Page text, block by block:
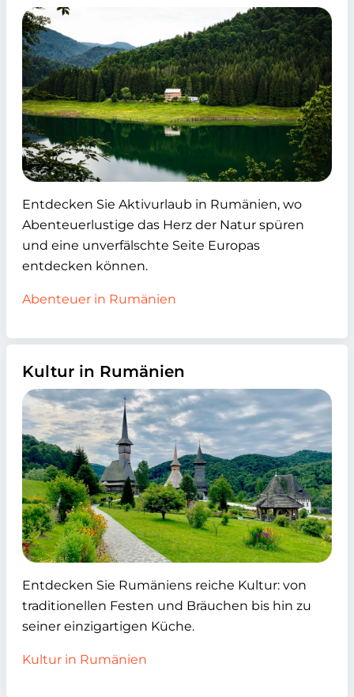
Entdecken Sie Aktivurlaub in Rumänien, wo
Abenteuerlustige das Herz der Natur spüren
und eine unverfälschte Seite Europas
entdecken können.
Abenteuer in Rumänien
Kultur in Rumänien
Entdecken Sie Rumäniens reiche Kultur: von
traditionellen Festen und Bräuchen bis hin zu
seiner einzigartigen Küche.
Kultur in Rumänien